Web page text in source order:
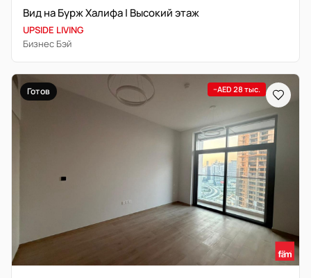
Вид на Бурж Халифа | Высокий этаж
UPSIDE LIVING
Бизнес Бэй
Готов −AED 28 тыс.